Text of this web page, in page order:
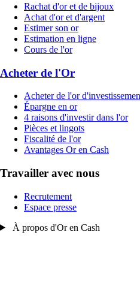
Rachat d'or et de bijoux
Achat d'or et d'argent
Estimer son or
Estimation en ligne
Cours de l'or
Acheter de l'Or
Acheter de l'or
Épargne en or
4 raisons d'investir dans l'or
Pièces et lingots
Fiscalité de l'or
Avantages Or en Cash
Travailler avec nous
Recrutement
Espace presse
À propos d'Or en Cash